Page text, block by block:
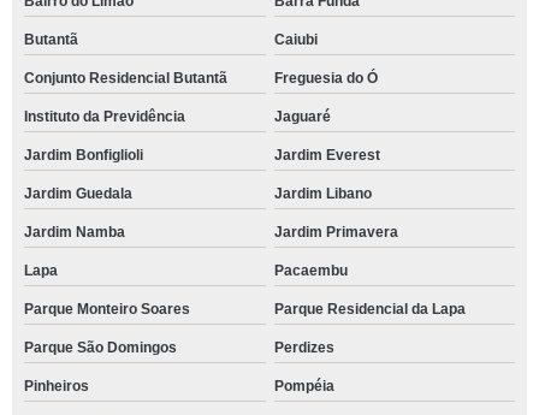
Butantã Caiubi
Conjunto Residencial Butantã Freguesia do Ó
Instituto da Previdência Jaguaré
Jardim Bonfiglioli Jardim Everest
Jardim Guedala Jardim Libano
Jardim Namba Jardim Primavera
Lapa Pacaembu
Parque Monteiro Soares Parque Residencial da Lapa
Parque São Domingos Perdizes
Pinheiros Pompéia